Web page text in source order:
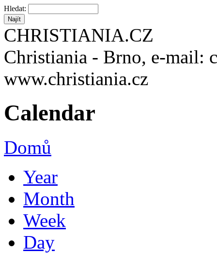
Hledat:
CHRISTIANIA.CZ
Christiania - Brno, e-mail:
www.christiania.cz
Calendar
Domů
Year
Month
Week
Day